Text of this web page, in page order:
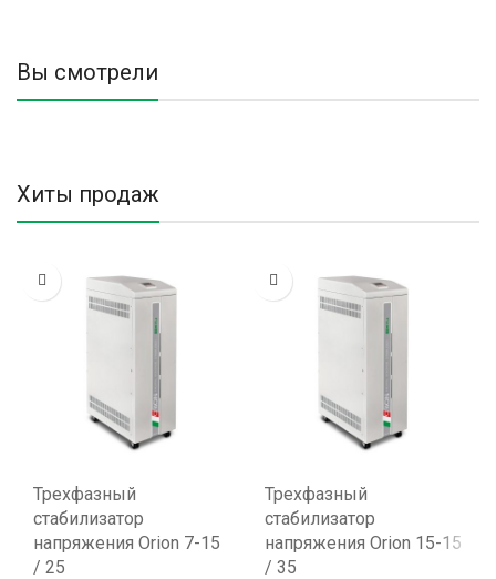
Вы смотрели
Хиты продаж
Трехфазный
стабилизатор
напряжения Orion 7-15
/ 25
Трехфазный
стабилизатор
напряжения Orion 15-15
/ 35